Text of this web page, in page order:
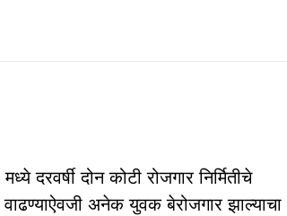
दरवर्षी दोन कोटी रोजगार निर्मितीचे
अनेक युवक बेरोजगार झाल्याचा